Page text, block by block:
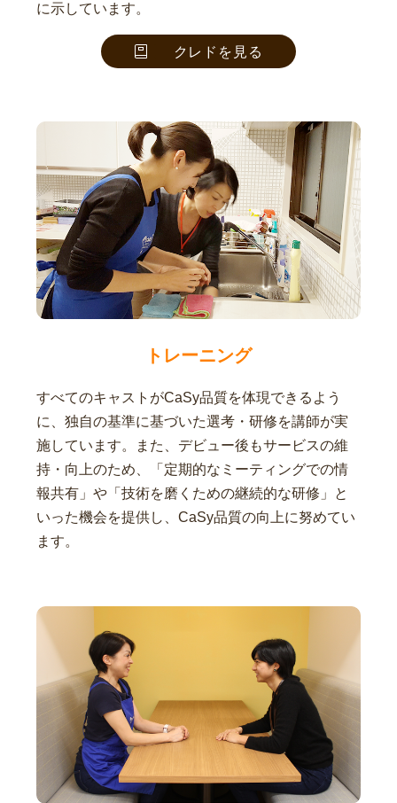
に示しています。
クレドを見る
トレーニング
すべてのキャストがCaSy品質を体現できるよう
に、独自の基準に基づいた選考・研修を講師が実
施しています。また、デビュー後もサービスの維
持・向上のため、「定期的なミーティングでの情
報共有」や「技術を磨くための継続的な研修」と
いった機会を提供し、CaSy品質の向上に努めてい
ます。